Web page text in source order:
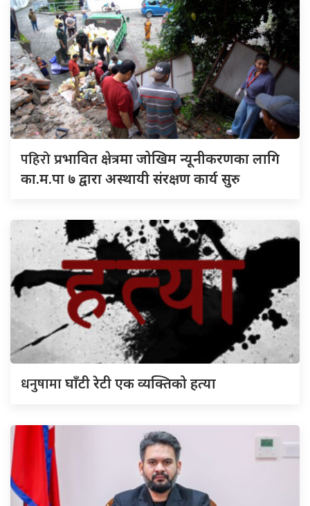
पहिरोप्रभावित क्षेत्रमा जोखिम न्यूनीकरणका लागि
का.म.पा ७ द्वारा अस्थायी संरक्षण कार्य सुरु
धनुषामाघाँटी रेटी एक व्यक्तिको हत्या